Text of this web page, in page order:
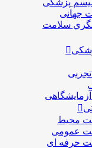
جهانی
سلامت
محیط
عمومی
حرفه ای